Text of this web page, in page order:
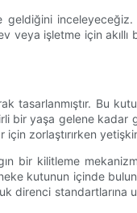
inceleyeceğiz.
işletme için akıllı
tasarlanmıştır. Bu
yaşa gelene kadar
için zorlaştırırken
bir kilitleme
kutunun içinde
direnci